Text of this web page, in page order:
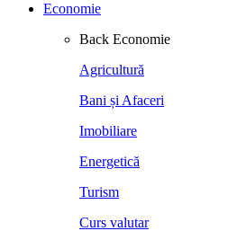
Economie
Back Economie
Agricultură
Bani și Afaceri
Imobiliare
Energetică
Turism
Curs valutar